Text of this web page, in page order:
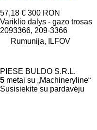
57,18 € 300 RON
Variklio dalys - gazo trosas
2093366, 209-3366
Rumunija, ILFOV
PIESE BULDO S.R.L.
5 metai su „Machineryline“
Susisiekite su pardavėju